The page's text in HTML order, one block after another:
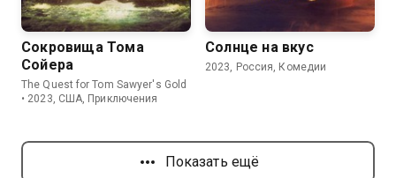
Сокровища Тома
Сойера
The Quest for Tom Sawyer's Gold
• 2023, США, Приключения
Солнце на вкус
2023, Россия, Комедии
Показать ещё